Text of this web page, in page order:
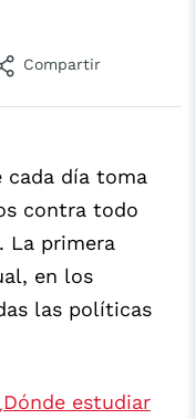
Compartir
cada día toma
contra todo
La primera
en los
las políticas
estudiar